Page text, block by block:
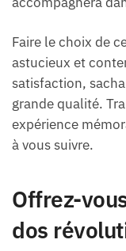
Faire le choix de
astucieux et
satisfaction,
grande qualité.
expérience
à vous suivre.
Offrez-
dos